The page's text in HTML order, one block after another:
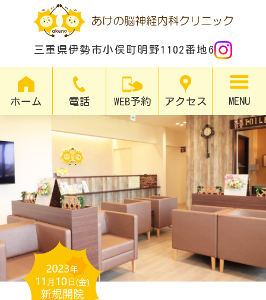
三重県伊勢市小俣町明野1102番地6
ホーム 電話 WEB予約 アクセス MENU